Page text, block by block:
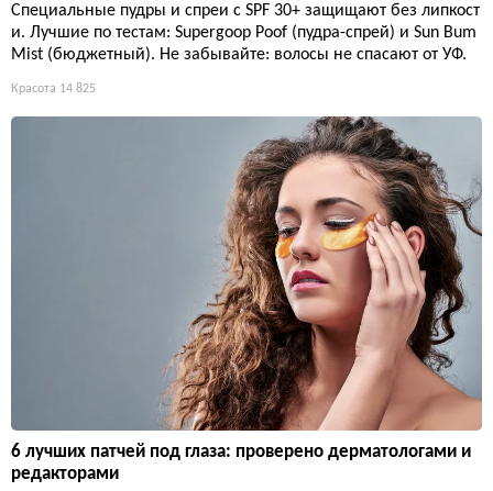
Специальные пудры и спреи с SPF 30+ защищают без липкост
и. Лучшие по тестам: Supergoop Poof (пудра-спрей) и Sun Bum
Mist (бюджетный). Не забывайте: волосы не спасают от УФ.
Красота 14 825
6 лучших патчей под глаза: проверено дерматологами и
редакторами